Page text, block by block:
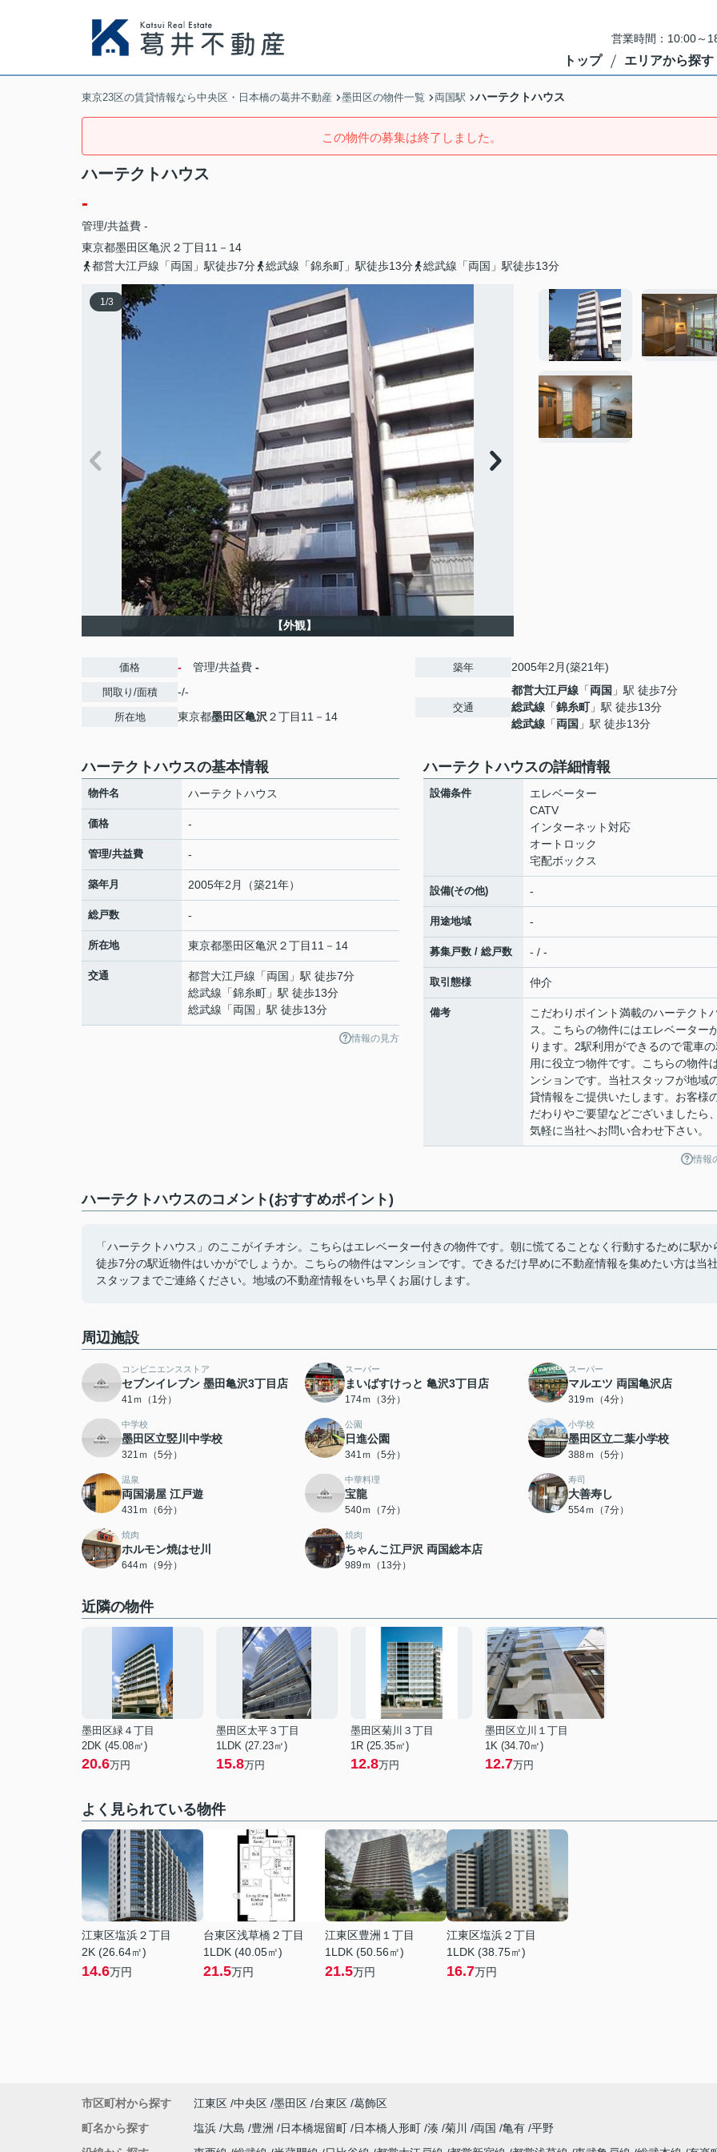
営業時間：10:00～
トップ エリアから探す
東京23区の賃貸情報なら中央区・日本橋の葛井不動産 墨田区の物件一覧 両国駅 ハーテクトハウス
この物件の募集は終了しました。
ハーテクトハウス
-
管理/共益費 -
東京都墨田区亀沢 ２丁目11－14
都営大江戸線「両国」駅徒歩7分
総武線「錦糸町」駅徒歩13分 総武線「両国」駅徒歩13分
1/3
【外観】
価格 - 管理/共益費 -
間取り/面積 -/-
所在地 東京都墨田区亀沢 ２丁目11－14
築年 2005年2月(築21年)
交通
都営大江戸線 「両国 」駅 徒歩7分
総武線 「錦糸町」駅 徒歩13分
総武線 「両国 」駅 徒歩13分
ハーテクトハウスの基本情報
物件名 ハーテクトハウス
価格 -
管理/共益費 -
築年月 2005年2月（築21年）
総戸数 -
所在地 東京都墨田区亀沢 ２丁目11－14
交通 都営大江戸線 「両国 」駅 徒歩7分
総武線 「錦糸町 」駅 徒歩13分
総武線 「両国 」駅 徒歩13分
情報の見方
ハーテクトハウスの詳細情報
設備条件
エレベーター
CATV
インターネット対応
オートロック
宅配ボックス
設備(その他) -
用途地域 -
募集戸数 / 総戸数 - / -
取引態様 仲介
備考
こだわりポイント満載のハーテクト
ス。こちらの物件にはエレベーター
ります。2駅利用ができるので電車の
用に役立つ物件です。こちらの物件
ンションです。当社スタッフが地域
貸情報をご提供いたします。お客様
だわりやご要望などございましたら
気軽に当社へお問い合わせ下さい。
情報
ハーテクトハウスのコメント(おすすめポイント)
「ハーテクトハウス」のここがイチオシ。こちらはエレベーター付きの物件です。朝に慌てることなく行動するために駅か
徒歩7分の駅近物件はいかがでしょうか。こちらの物件はマンションです。できるだけ早めに不動産情報を集めたい方は当社
スタッフまでご連絡ください。地域の不動産情報をいち早くお届けします。
周辺施設
コンビニエンスストア
セブンイレブン 墨田亀沢3丁目店
41ｍ（1分）
スーパー
まいばすけっと 亀沢3丁目店
174ｍ（3分）
スーパー
マルエツ 両国亀沢店
319ｍ（4分）
中学校
墨田区立竪川中学校
321ｍ（5分）
公園
日進公園
341ｍ（5分）
小学校
墨田区立二葉小学校
388ｍ（5分）
温泉
両国湯屋 江戸遊
431ｍ（6分）
中華料理
宝龍
540ｍ（7分）
寿司
大善寿し
554ｍ（7分）
焼肉
ホルモン焼はせ川
644ｍ（9分）
焼肉
ちゃんこ江戸沢 両国総本店
989ｍ（13分）
近隣の物件
墨田区緑４丁目
2DK (45.08㎡)
20.6万円
墨田区太平３丁目
1LDK (27.23㎡)
15.8万円
墨田区菊川３丁目
1R (25.35㎡)
12.8万円
墨田区立川１丁目
1K (34.70㎡)
12.7万円
よく見られている物件
江東区塩浜２丁目
2K (26.64㎡)
14.6万円
台東区浅草橋２丁目
1LDK (40.05㎡)
21.5万円
江東区豊洲１丁目
1LDK (50.56㎡)
21.5万円
江東区塩浜２丁目
1LDK (38.75㎡)
16.7万円
市区町村から探す 江東区 中央区 墨田区 台東区 葛飾区
町名から探す
塩浜 大島 豊洲 日本橋堀留町 日本橋人形町 湊 菊川 両国 亀有 平野